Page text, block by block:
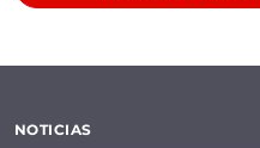
NOTICIAS